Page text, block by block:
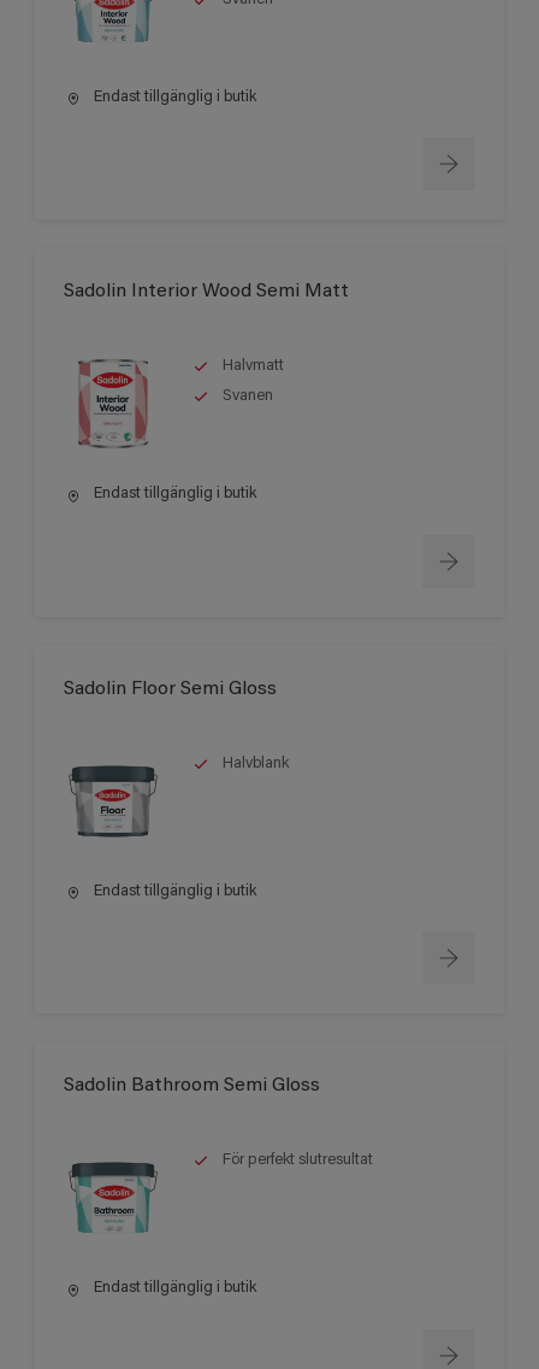
Endast tillgänglig i butik
Sadolin Interior Wood Semi Matt
Halvmatt
Svanen
Endast tillgänglig i butik
Sadolin Floor Semi Gloss
Halvblank
Endast tillgänglig i butik
Sadolin Bathroom Semi Gloss
För perfekt slutresultat
Endast tillgänglig i butik